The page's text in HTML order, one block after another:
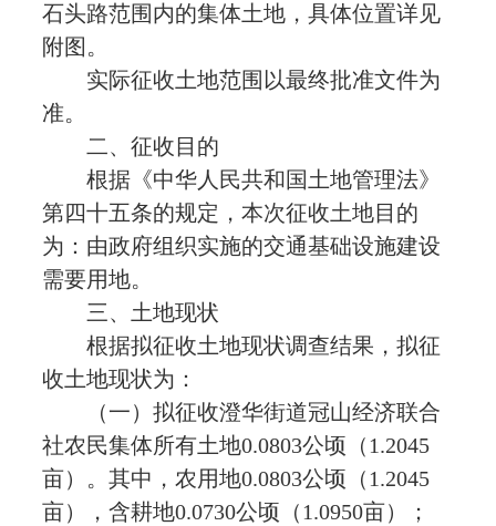
石头路范围内的集体土地，具体位置详见
附图。
实际征收土地范围以最终批准文件为
准。
二、征收目的
根据《中华人民共和国土地管理法》
第四十五条的规定，本次征收土地目的
为：由政府组织实施的交通基础设施建设
需要用地。
三、土地现状
根据拟征收土地现状调查结果，拟征
收土地现状为：
（一）拟征收澄华街道冠山经济联合
社农民集体所有土地0.0803公顷（1.2045
亩）。其中，农用地0.0803公顷（1.2045
亩），含耕地0.0730公顷（1.0950亩）；